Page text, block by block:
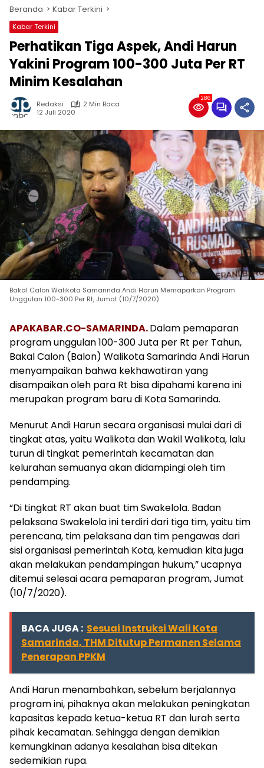
Beranda Kabar Terkini
Kabar Terkini
Perhatikan Tiga Aspek, Andi Harun
Yakini Program 100-300 Juta Per RT
Minim Kesalahan
Redaksi
2 Min Baca
12 Juli 2020
286
Bakal Calon Walikota Samarinda Andi Harun Memaparkan Program
Unggulan 100-300 Per Rt, Jumat (10/7/2020)
APAKABAR.CO-SAMARINDA.Dalam pemaparan
program unggulan 100-300 Juta per Rt per Tahun,
Bakal Calon (Balon) Walikota Samarinda Andi Harun
menyampaikan bahwa kekhawatiran yang
disampaikan oleh para Rt bisa dipahami karena ini
merupakan program baru di Kota Samarinda.
Menurut Andi Harun secara organisasi mulai dari di
tingkat atas, yaitu Walikota dan Wakil Walikota, lalu
turun di tingkat pemerintah kecamatan dan
kelurahan semuanya akan didampingi oleh tim
pendamping.
“Di tingkat RT akan buat tim Swakelola. Badan
pelaksana Swakelola ini terdiri dari tiga tim, yaitu tim
perencana, tim pelaksana dan tim pengawas dari
sisi organisasi pemerintah Kota, kemudian kita juga
akan melakukan pendampingan hukum,” ucapnya
ditemui selesai acara pemaparan program, Jumat
(10/7/2020).
BACA JUGA : Sesuai Instruksi Wali Kota
Samarinda, THM Ditutup Permanen Selama
Penerapan PPKM
Andi Harun menambahkan, sebelum berjalannya
program ini, pihaknya akan melakukan peningkatan
kapasitas kepada ketua-ketua RT dan lurah serta
pihak kecamatan. Sehingga dengan demikian
kemungkinan adanya kesalahan bisa ditekan
sedemikian rupa.